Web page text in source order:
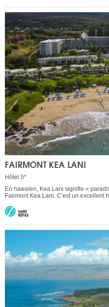
FAIRMONT KEA LANI
Hôtel 5*
En hawaïen, Kea Lani signifie «
Fairmont Kea Lani. C’est un excellent